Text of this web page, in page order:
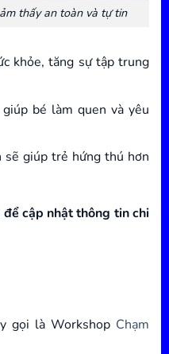
thấy an toàn và tự tin
khỏe, tăng sự tập trung
bé làm quen và yêu
sẽ giúp trẻ hứng thú hơn
để cập nhật thông tin chi
gọi là Workshop Chạm